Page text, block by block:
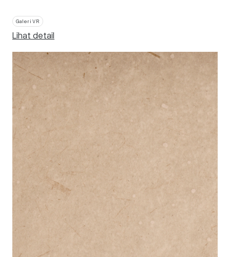
Galeri VR
Lihat detail